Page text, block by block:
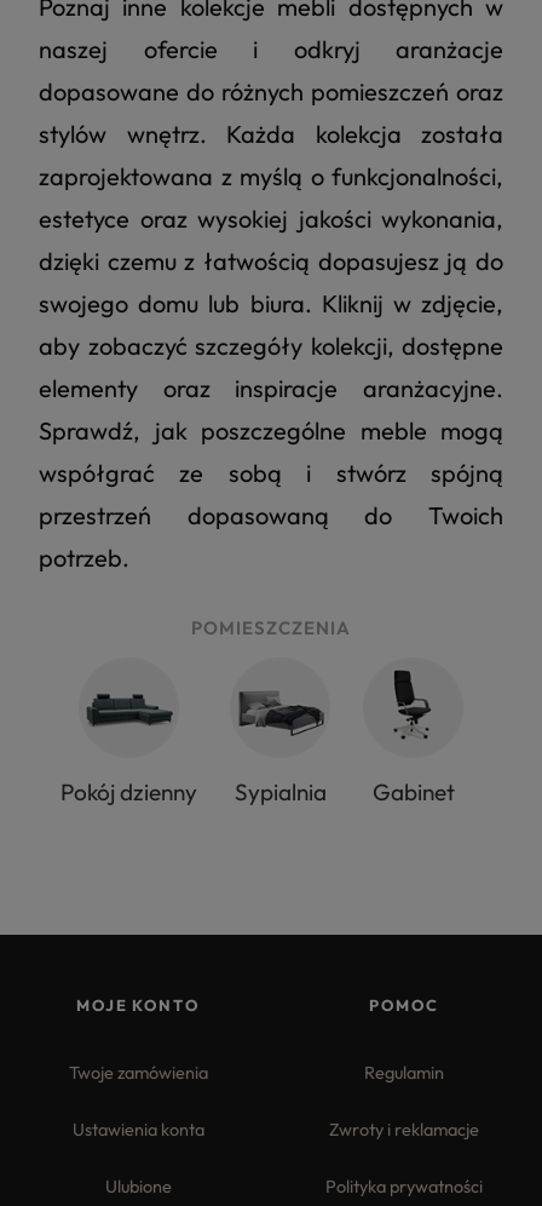
Poznaj inne kolekcje mebli dostępnych w
naszej ofercie i odkryj aranżacje
dopasowane do różnych pomieszczeń oraz
stylów wnętrz. Każda kolekcja została
zaprojektowana z myślą o funkcjonalności,
estetyce oraz wysokiej jakości wykonania,
dzięki czemu z łatwością dopasujesz ją do
swojego domu lub biura. Kliknij w zdjęcie,
aby zobaczyć szczegóły kolekcji, dostępne
elementy oraz inspiracje aranżacyjne.
Sprawdź, jak poszczególne meble mogą
współgrać ze sobą i stwórz spójną
przestrzeń dopasowaną do Twoich
potrzeb.
POMIESZCZENIA
Pokój dzienny Sypialnia Gabinet
MOJE KONTO
Twoje zamówienia
Ustawienia konta
Ulubione
POMOC
Regulamin
Zwroty i reklamacje
Polityka prywatności